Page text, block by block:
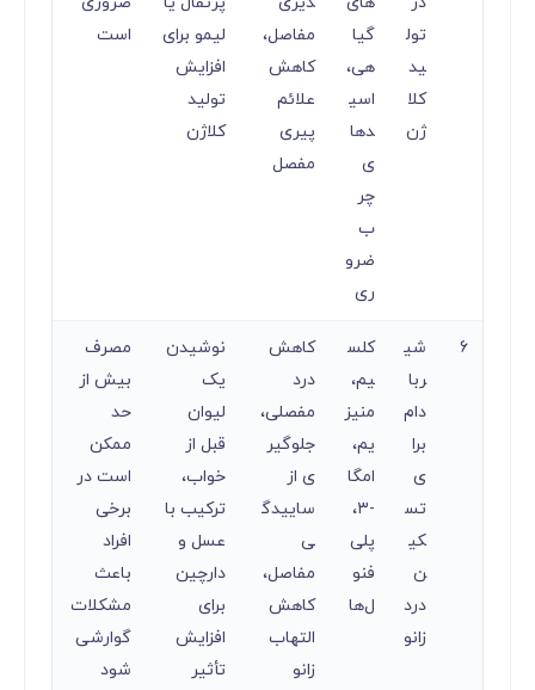
تول
ید
کلا
ژن
گیا
هی،
اسی
دها
ی
چر
ب
ضرو
ری
مفاصل،
کاهش
علائم
پیری
مفصل
لیمو برای
افزایش
تولید
کلاژن
است
6
شی
ربا
دام
برا
ی
تس
کی
ن
درد
زانو
کلس
یم،
منیز
یم،
امگا
-۳،
پلی‌
فنو
ل‌ها
کاهش
درد
مفصلی،
جلوگیر
ی از
ساییدگ
ی
مفاصل،
کاهش
التهاب
زانو
نوشیدن
یک
لیوان
قبل از
خواب،
ترکیب با
عسل و
دارچین
برای
افزایش
تأثیر
مصرف
بیش از
حد
ممکن
است در
برخی
افراد
باعث
مشکلات
گوارشی
شود